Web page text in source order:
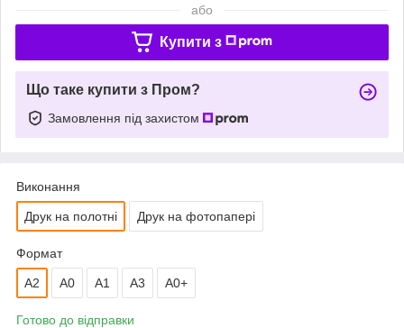
або
Купити з
Що таке купити з Пром?
Замовлення під захистом
Виконання
Друк на полотні Друк на фотопапері
Формат
A2 A0 А1 A3 A0+
Готово до відправки